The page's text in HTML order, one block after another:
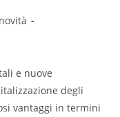
novità
e nuove
degli
vantaggi in termini